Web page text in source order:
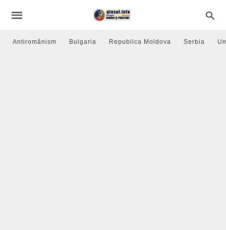
Antiromânism Bulgaria Republica Moldova Serbia